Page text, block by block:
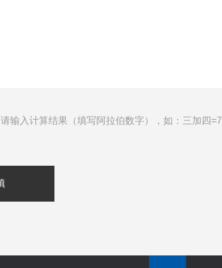
请输入计算结果（填写阿拉伯数字），如：三加四=7